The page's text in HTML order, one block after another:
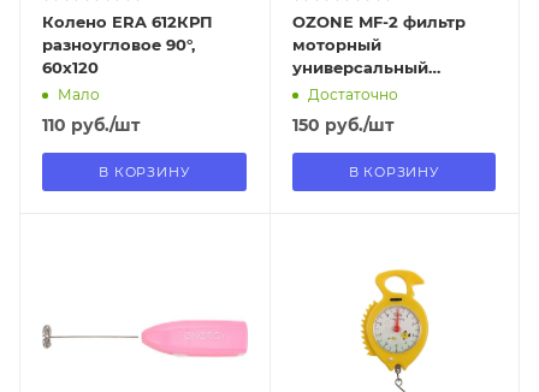
Колено ERA 612КРП
разноугловое 90°,
60х120
Мало
110 руб./шт
В КОРЗИНУ
OZONE MF-2 фильтр
моторный
универсальный
320х200мм
Достаточно
150 руб./шт
В КОРЗИНУ
самовывоза
Нет
13.08.2026
В наличии в пункте
самовывоза